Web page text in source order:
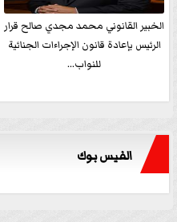
الخبير القانوني محمد مجدي صالح قرار
الرئيس بإعادة قانون الإجراءات الجنائية
للنواب...
الفيس بوك